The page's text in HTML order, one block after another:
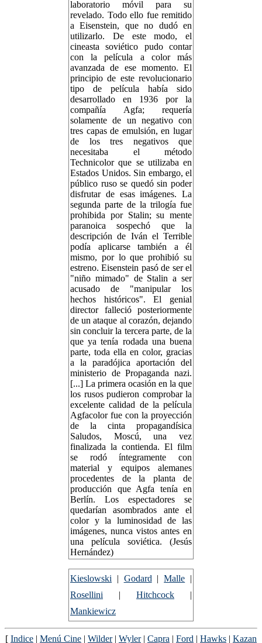
laboratorio móvil para su
revelado. Todo ello fue remitido
a Eisenstein, que no dudó en
utilizarlo. De este modo, el
cineasta soviético pudo contar
con la película a color más
avanzada de ese momento. El
principio de este revolucionario
tipo de película había sido
desarrollado en 1936 por la
compañía Agfa; requería
solamente de un negativo con
tres capas de emulsión, en lugar
de los tres negativos que
necesitaba el método
Technicolor que se utilizaba en
Estados Unidos. Sin embargo, el
público ruso se quedó sin poder
disfrutar de esas imágenes. La
segunda parte de la trilogía fue
prohibida por Stalin; su mente
paranoica sospechó que la
descripción de Iván el Terrible
podía aplicarse también a él
mismo, por lo que prohibió su
estreno. Eisenstein pasó de ser el
"niño mimado" de Stalin a ser
acusado de "manipular los
hechos históricos". El genial
director falleció posteriormente
de un ataque al corazón, dejando
sin concluir la tercera parte, de la
que ya tenía rodada una buena
parte, toda ella en color, gracias
a la paradójica aportación del
ministerio de Propaganda nazi.
[...] La primera ocasión en la que
los rusos pudieron comprobar la
excelente calidad de la película
Agfacolor fue con la proyección
de la cinta propagandísica
Saludos, Moscú, una vez
finalizada la contienda. El film
se rodó íntegramente con
material y equipos alemanes
procedentes de la planta de
producción que Agfa tenía en
Berlín. Los espectadores se
quedarían asombrados ante el
color y la luminosidad de las
imágenes, nunca vistos antes en
una película soviética. (Jesús
Hernández)
Kieslowski | Godard |Malle |
Rosellini | Hitchcock |
Mankiewicz
[ Indice | Menú Cine | Wilder| Wyler| Capra | Ford | Hawks | Kazan